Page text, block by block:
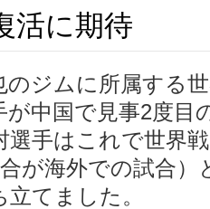
活に期待
のジムに所属する
が中国で見事2度目
選手はこれで世界
合が海外での試合
てました。